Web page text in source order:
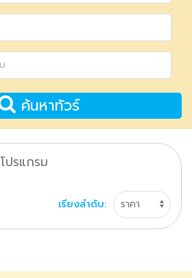
ค้นหาทัวร์
โปรแกรม
เรียงลำดับ: